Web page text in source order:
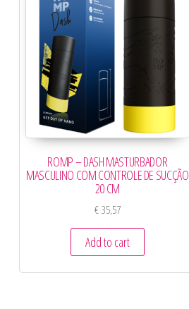
ROMP – DASH MASTURBADOR
MASCULINO COM CONTROLE DE SUCÇÃO
20 CM
€35,57
Add to cart